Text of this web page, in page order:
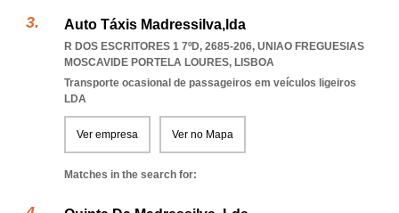
Auto Táxis Madressilva,lda
R DOS ESCRITORES 1 7ºD, 2685-206, UNIAO FREGUESIAS
MOSCAVIDE PORTELA LOURES, LISBOA
Transporte ocasional de passageiros em veículos ligeiros
LDA
Ver empresa Ver no Mapa
Matches in the search for: